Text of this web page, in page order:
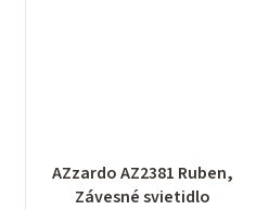
AZzardo AZ2381 Ruben,
Závesné svietidlo